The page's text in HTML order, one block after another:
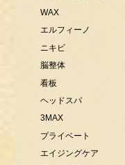
WAX
エルフィーノ
ニキビ
脳整体
看板
ヘッドスパ
3MAX
プライベート
エイジングケア